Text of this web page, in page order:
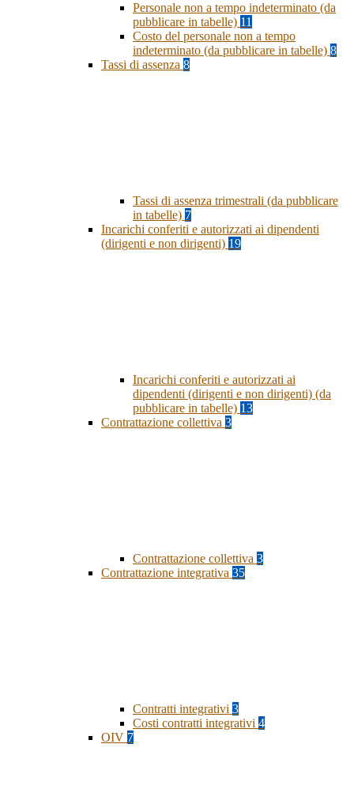
Personale non a tempo indeterminato (da
pubblicare in tabelle) 11
Costo del personale non a tempo
indeterminato (da pubblicare in tabelle) 8
Tassi di assenza 8
Tassi di assenza trimestrali (da pubblicare
in tabelle) 7
Incarichi conferiti e autorizzati ai dipendenti
(dirigenti e non dirigenti) 19
Incarichi conferiti e autorizzati ai
dipendenti (dirigenti e non dirigenti) (da
pubblicare in tabelle) 13
Contrattazione collettiva 3
Contrattazione collettiva 3
Contrattazione integrativa 35
Contratti integrativi 3
Costi contratti integrativi 4
OIV 7